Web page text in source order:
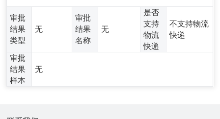
审批
结果
类型
无
审批
结果
名称
无
是否
支持
物流
快递
不支持物流
快递
审批
结果
样本
无